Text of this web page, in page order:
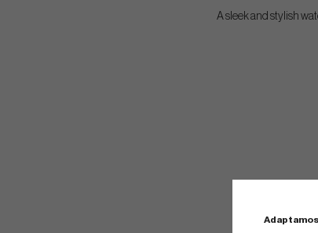
A sleek and stylish